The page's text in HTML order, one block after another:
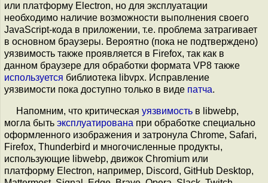
или платформу Electron, но для эксплуатации
необходимо наличие возможности выполнения своего
JavaScript-кода в приложении, т.е. проблема затрагивает
в основном браузеры. Вероятно (пока не подтверждено)
уязвимость также проявляется в Firefox, так как в
данном браузере для обработки формата VP8 также
используется библиотека libvpx. Исправление
уязвимости пока доступно только в виде патча.
Напомним, что критическая уязвимость в libwebp,
могла быть эксплуатирована при обработке специально
оформленного изображения и затронула Chrome, Safari,
Firefox, Thunderbird и многочисленные продукты,
использующие libwebp, движок Chromium или
платформу Electron, например, Discord, GitHub Desktop,